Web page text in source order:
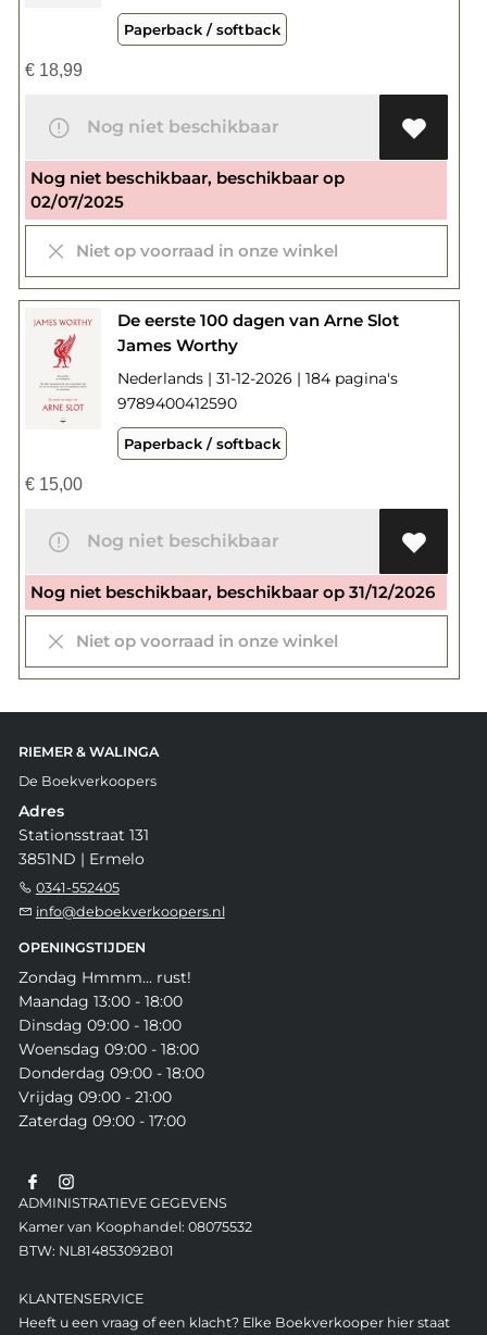
Paperback / softback
€18,99
Nog niet beschikbaar
Nog niet beschikbaar, beschikbaar op
02/07/2025
Niet op voorraad in onze winkel
De eerste 100 dagen van Arne Slot
James Worthy
Nederlands | 31-12-2026 | 184 pagina's
9789400412590
Paperback / softback
€15,00
Nog niet beschikbaar
Nog niet beschikbaar, beschikbaar op 31/12/2026
Niet op voorraad in onze winkel
RIEMER & WALINGA
De Boekverkoopers
Adres
Stationsstraat 131
3851ND | Ermelo
0341-552405
info@deboekverkoopers.nl
OPENINGSTIJDEN
Zondag Hmmm... rust!
Maandag 13:00 - 18:00
Dinsdag 09:00 - 18:00
Woensdag 09:00 - 18:00
Donderdag 09:00 - 18:00
Vrijdag 09:00 - 21:00
Zaterdag 09:00 - 17:00
ADMINISTRATIEVE GEGEVENS
Kamer van Koophandel: 08075532
BTW: NL814853092B01
KLANTENSERVICE
Heeft u een vraag of een klacht? Elke Boekverkooper hier staat